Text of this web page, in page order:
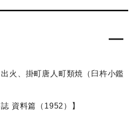
火、掛町唐人町類焼（臼杵小鑑
資料篇（1952）】